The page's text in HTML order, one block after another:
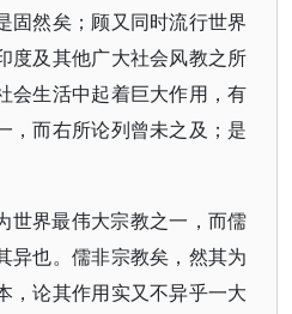
固然矣；顾又同时流行世界
度及其他广大社会风教之所
会生活中起着巨大作用，有
，而右所论列曾未之及；是
世界最伟大宗教之一，而儒
异也。儒非宗教矣，然其为
，论其作用实又不异乎一大